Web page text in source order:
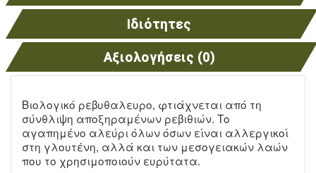
Ιδιότητες
Αξιολογήσεις (0)
Βιολογικό ρεβυθαλευρο, φτιάχνεται από τη
σύνθλιψη αποξηραμένων ρεβιθιών. Tο
αγαπημένο αλεύρι όλων όσων είναι αλλεργικοί
στη γλουτένη, αλλά και των μεσογειακών λαών
που το χρησιμοποιούν ευρύτατα.